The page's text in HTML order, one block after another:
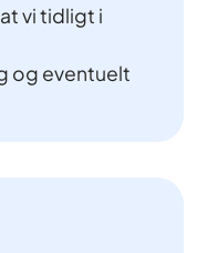
vi tidligt i
og eventuelt